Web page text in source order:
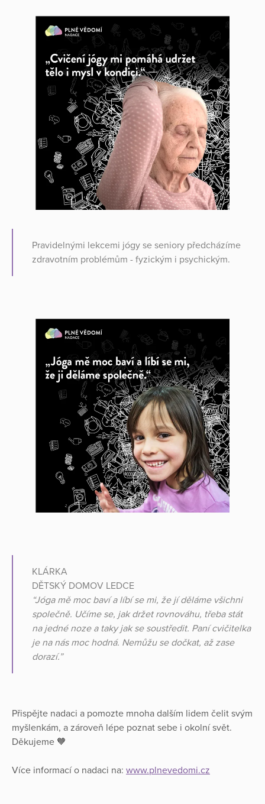
Pravidelnými lekcemi jógy se seniory předcházíme
zdravotním problémům - fyzickým i psychickým.
KLÁRKA
DĚTSKÝ DOMOV LEDCE
“Jóga mě moc baví a líbí se mi, že jí děláme všichni
společně. Učíme se, jak držet rovnováhu, třeba stát
na jedné noze a taky jak se soustředit. Paní cvičitelka
je na nás moc hodná. Nemůžu se dočkat, až zase
dorazí.”
Přispějte nadaci a pomozte mnoha dalším lidem čelit svým
myšlenkám, a zároveň lépe poznat sebe i okolní svět.
Děkujeme 🧡
Více informací o nadaci na: www.plnevedomi.cz